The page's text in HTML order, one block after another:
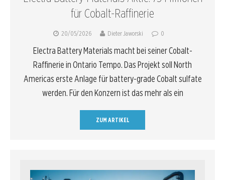
für Cobalt-Raffinerie
20/05/2026 Dieter Jaworski 0
Electra Battery Materials macht bei seiner Cobalt-
Raffinerie in Ontario Tempo. Das Projekt soll North
Americas erste Anlage für battery-grade Cobalt sulfate
werden. Für den Konzern ist das mehr als ein
ZUM ARTIKEL